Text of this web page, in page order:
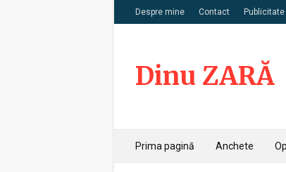
Despre mine Contact Publicitate
Dinu ZARĂ
Prima pagină Anchete